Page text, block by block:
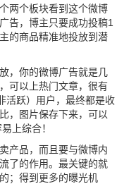
两个板块看到这个微博
告，博主只要成功投稿1
的商品精准地投放到潜
你的微博广告就是几
可以上热门文章，很有
活跃）用户，最终都是收
，图片保存下来，可以
上综合！
品，而且要与微博内
了的作用。最关键的就
；得到更多的曝光机